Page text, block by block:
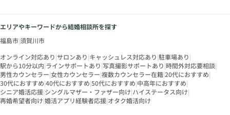
エリアやキーワードから結婚相談所を探す
福島市|須賀川市
オンライン対応あり|サロンあり|キャッシュレス対応あり|駐車場あり|
駅から10分以内|ラインサポートあり|写真撮影サポートあり|時間外対応要相談|
男性カウンセラー|女性カウンセラー|複数カウンセラー在籍|20代におすすめ|
30代におすすめ|40代におすすめ|50代におすすめ|中高年におすすめ|
シニア婚活応援|シングルマザー・ファザー向け|ハイステータス向け|
再婚希望者向け|婚活アプリ経験者応援|オタク婚活向け